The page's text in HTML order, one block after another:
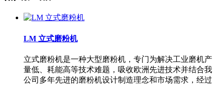
LM 立式磨粉机
立式磨粉机是一种大型磨粉机，专门为解决工业磨机产
量低、耗能高等技术难题，吸收欧洲先进技术并结合我
公司多年先进的磨粉机设计制造理念和市场需求，经过